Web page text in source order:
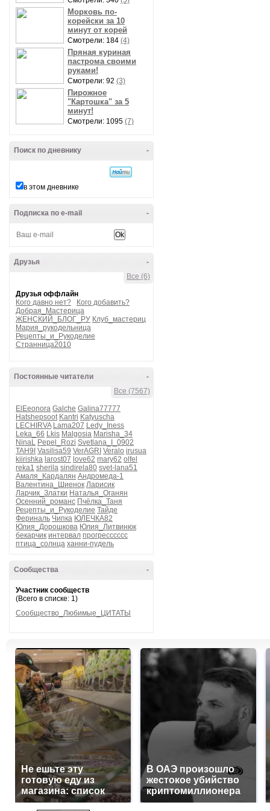
Морковь по-
корейски за 10
минут от корей
Смотрели: 184 (4)
Пряная куриная
пастрома своими
руками!
Смотрели: 92 (3)
Пирожное
"Картошка" за 5
минут!
Смотрели: 1095 (7)
-
Поиск по дневнику
в этом дневнике
-
Подписка по e-mail
-
Друзья
Все (6)
Друзья оффлайн
Кого давно нет?
Кого добавить?
Добрая_Мастерица
ЖЕНСКИЙ_БЛОГ_РУ Клуб_мастериц
Мария_рукодельница
Рецепты_и_Рукоделие
Странница2010
-
Постоянные читатели
Все (7567)
ElEeonora Galche Galina77777
Hatshepsoot Kantri Katyuscha
LECHIRVA Lama207 Ledy_Iness
Leka_66 Lkis Malgosia Marisha_34
NinaL Pepel_Rozi Svetlana_I_0902
TAH9I Vasilisa59 VerAGRI Veralo irusua
kiirishka larost07 love62 mary62 olfel
reka1 sherila sindirela80 svet-lana51
Амаля_Кардалян Андромеда-1
Валентина_Шиенок Ларисик
Ларчик_Златки Наталья_Оганян
Осенний_романс Пчёлка_Таня
Рецепты_и_Рукоделие Тайде
Фериналь Чипка ЮЛЕЧКА82
Юлия_Дорошкова Юлия_Литвинюк
бекарчик интервал прогресссссс
птица_солнца ханни-пудель
-
Сообщества
Участник сообществ
(Всего в списке: 1)
Сообщество_Любимые_ЦИТАТЫ
Не ешьте эту
готовую еду из
магазина: список
В ОАЭ произошло
жестокое убийство
криптомиллионера